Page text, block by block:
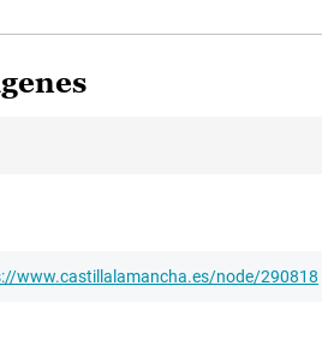
www.castillalamancha.es/node/290818